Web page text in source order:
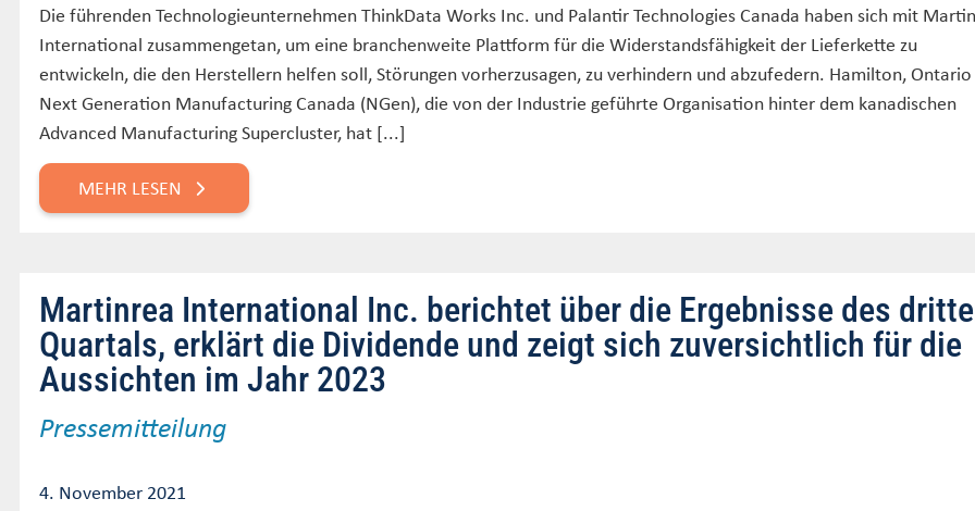
Die führenden Technologieunternehmen ThinkData Works Inc. und Palantir Technologies Canada haben sich mit
International zusammengetan, um eine branchenweite Plattform für die Widerstandsfähigkeit der Lieferkette zu
entwickeln, die den Herstellern helfen soll, Störungen vorherzusagen, zu verhindern und abzufedern. Hamilton,
Next Generation Manufacturing Canada (NGen), die von der Industrie geführte Organisation hinter dem kanadischen
Advanced Manufacturing Supercluster, hat [...]
MEHR LESEN
Martinrea International Inc. berichtet über die Ergebnisse des
Quartals, erklärt die Dividende und zeigt sich zuversichtlich für die
Aussichten im Jahr 2023
Pressemitteilung
4. November 2021